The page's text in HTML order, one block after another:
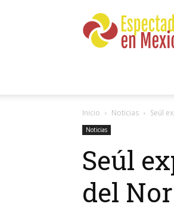
en
Mexico
Inicio Noticias Seúl
Noticias
Seúl
del